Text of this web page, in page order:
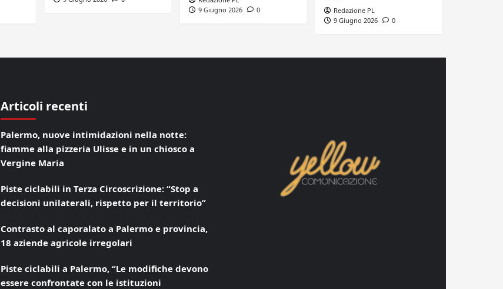
9 Giugno 2026
0
Redazione PL
9 Giugno 2026
0
Articoli recenti
Palermo, nuove intimidazioni nella notte:
fiamme alla pizzeria Ulisse e in un chiosco a
Vergine Maria
Piste ciclabili in Terza Circoscrizione: “Stop a
decisioni unilaterali, rispetto per il territorio”
Contrasto al caporalato a Palermo e provincia,
18 aziende agricole irregolari
Piste ciclabili a Palermo, “Le modifiche devono
essere confrontate con le istituzioni